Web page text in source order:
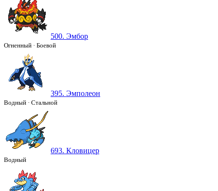
500. Эмбор
Огненный · Боевой
395. Эмполеон
Водный · Стальной
693. Кловицер
Водный